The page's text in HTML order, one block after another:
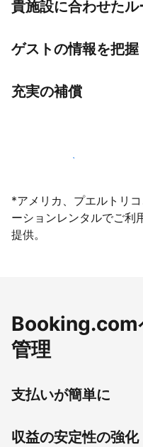
貴施設に合わせたル
ゲストの情報を把握
充実の補償
今すぐ掲載登録する
*アメリカ、プエルトリ
ーションレンタルでご利
提供。
Booking.com
管理
支払いが簡単に
収益の安定性の強化